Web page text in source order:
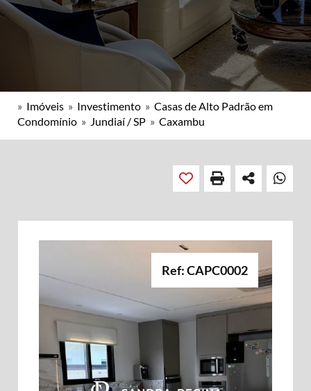
» Imóveis » Investimento » Casas de Alto Padrão em
Condomínio » Jundiaí / SP » Caxambu
Ref: CAPC0002